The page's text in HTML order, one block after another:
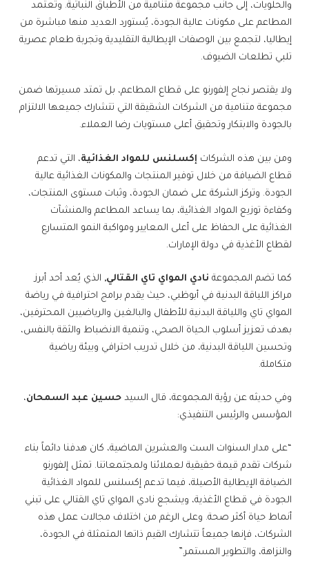
والحلويات، إلى جانب مجموعة متنامية من الأطباق النباتية. وتعتمد
المطاعم على مكونات عالية الجودة، يُستورد العديد منها مباشرة من
إيطاليا، لتجمع بين الوصفات الإيطالية التقليدية وتجربة طعام عصرية
تلبي تطلعات الضيوف.
ولا يقتصر نجاح إلفورنو على قطاع المطاعم، بل تمتد مسيرتها ضمن
مجموعة متنامية من الشركات الشقيقة التي تتشارك جميعها الالتزام
بالجودة والابتكار وتحقيق أعلى مستويات رضا العملاء.
ومن بين هذه الشركات إكسلنس للمواد الغذائية، التي تدعم
قطاع الضيافة من خلال توفير المنتجات والمكونات الغذائية عالية
الجودة. وتركز الشركة على ضمان الجودة، وثبات مستوى المنتجات،
وكفاءة توزيع المواد الغذائية، بما يساعد المطاعم والمنشآت
الغذائية على الحفاظ على أعلى المعايير ومواكبة النمو المتسارع
لقطاع الأغذية في دولة الإمارات.
كما تضم المجموعة نادي المواي تاي القتالي, الذي يُعد أحد أبرز
مراكز اللياقة البدنية في أبوظبي، حيث يقدم برامج احترافية في رياضة
المواي تاي واللياقة البدنية للأطفال والبالغين والرياضيين المحترفين،
بهدف تعزيز أسلوب الحياة الصحي، وتنمية الانضباط والثقة بالنفس،
وتحسين اللياقة البدنية، من خلال تدريب احترافي وبيئة رياضية
متكاملة.
وفي حديثه عن رؤية المجموعة، قال السيد حسين عبد السمحان،
المؤسس والرئيس التنفيذي:
“على مدار السنوات الست والعشرين الماضية، كان هدفنا دائماً بناء
شركات تقدم قيمة حقيقية لعملائنا ولمجتمعاتنا. تمثل إلفورنو
الضيافة الإيطالية الأصيلة، فيما تدعم إكسلنس للمواد الغذائية
الجودة في قطاع الأغذية، ويشجع نادي المواي تاي القتالي على تبني
أنماط حياة أكثر صحة. وعلى الرغم من اختلاف مجالات عمل هذه
الشركات، فإنها جميعاً تتشارك القيم ذاتها المتمثلة في الجودة،
والنزاهة، والتطوير المستمر.”